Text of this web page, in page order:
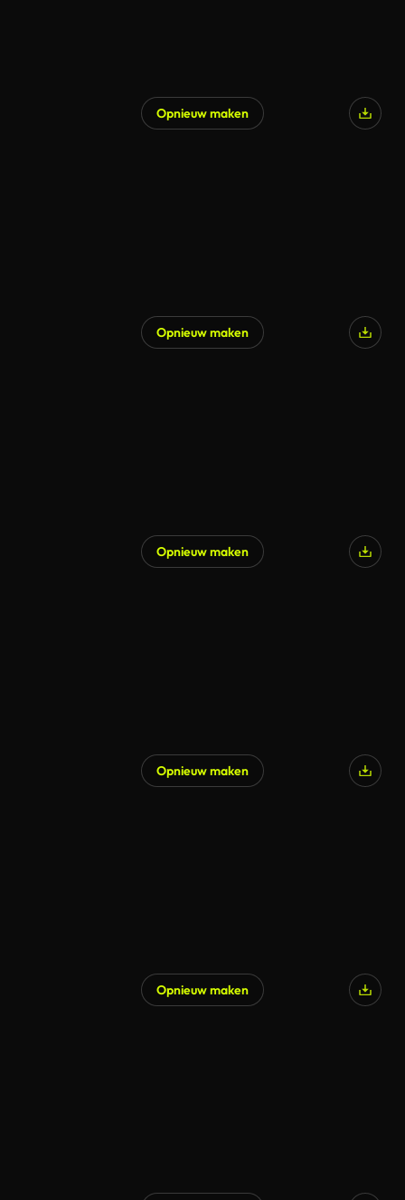
Opnieuw maken
Opnieuw maken
Opnieuw maken
Opnieuw maken
Opnieuw maken